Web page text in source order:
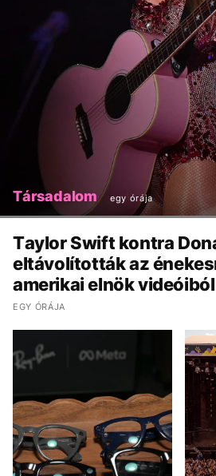
Társadalom egy órája
Taylor Swift kontra
eltávolították az
amerikai elnök videóiból
EGY ÓRÁJA